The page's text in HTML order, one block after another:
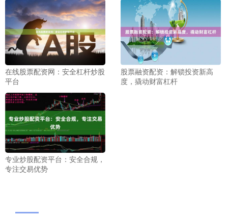
在线股票配资网：安全杠杆炒股
平台
股票融资配资：解锁投资新高
度，撬动财富杠杆
专业炒股配资平台：安全合规，
专注交易优势